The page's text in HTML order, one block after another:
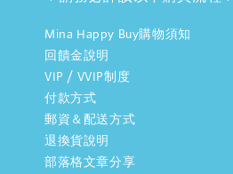
Mina Happy Buy購物須知
回饋金說明
VIP / VVIP制度
付款方式
郵資＆配送方式
退換貨說明
部落格文章分享